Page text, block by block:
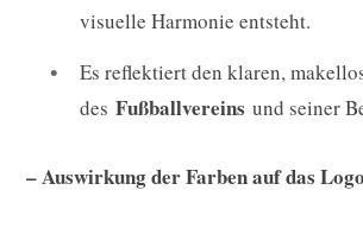
visuelle Harmonie entsteht.
Es reflektiert den klaren,
des Fußballvereins und seiner
– Auswirkung der Farben auf das Logo